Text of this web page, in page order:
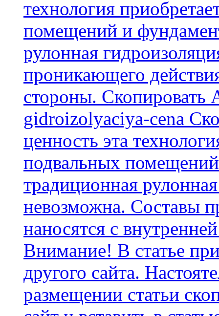
технология
помещений и
рулонная
проникающего
стороны. Скопировать
gidroizolyaciya-cena
ценность эта
подвальных
традиционная
невозможна. Составы
наносятся с
Внимание! В статье
другого сайта.
размещении статьи